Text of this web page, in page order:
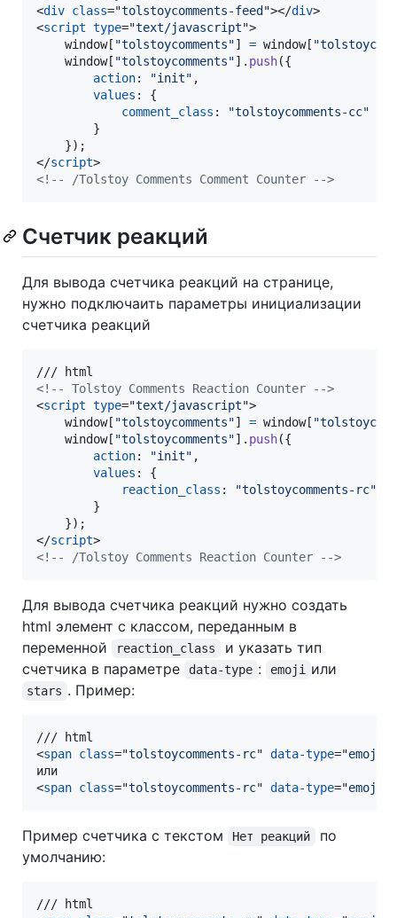
<div class="tolstoycomments-feed "></div>
<script type="text/javascript">
window[ "tolstoycomments"] = window[
window[ "tolstoycomments"] . push({
action: "init" ,
values : {
comment_class :
"tolstoycomments-cc"
}
}) ;
</script>
<!-- /Tolstoy Comments Comment Counter -->
Счетчик реакций
Для вывода счетчика реакций на странице,
нужно подключаить параметры инициализации
счетчика реакций
<!-- Tolstoy Comments Reaction Counter -->
<script type="text/javascript">
window[ "tolstoycomments"] = window[
window[ "tolstoycomments"] . push({
action: "init" ,
values : {
reaction_class :
"tolstoycomments-rc"
}
}) ;
</script>
<!-- /Tolstoy Comments Reaction Counter -->
Для вывода счетчика реакций нужно создать
html элемент с классом, переданным в
переменной
reaction_class
и указать тип
счетчика в параметре
data-type : emoji или
stars . Пример:
<span class="tolstoycomments-rc" data-type="emoji
<span class="tolstoycomments-rc" data-type="emoji
Пример счетчика с текстом Нет реакций
по
умолчанию: